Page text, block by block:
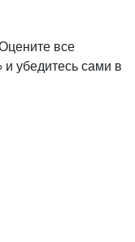
все
убедитесь сами в